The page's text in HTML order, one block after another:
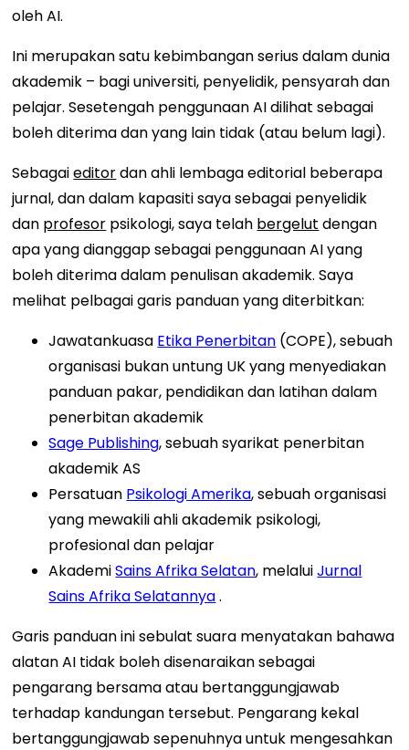
oleh AI.
Ini merupakan satu kebimbangan serius dalam dunia
akademik – bagi universiti, penyelidik, pensyarah dan
pelajar. Sesetengah penggunaan AI dilihat sebagai
boleh diterima dan yang lain tidak (atau belum lagi).
Sebagaieditordan ahli lembaga editorial beberapa
jurnal, dan dalam kapasiti saya sebagai penyelidik
dan profesor psikologi, saya telah bergelut dengan
apa yang dianggap sebagai penggunaan AI yang
boleh diterima dalam penulisan akademik. Saya
melihat pelbagai garis panduan yang diterbitkan:
Jawatankuasa Etika Penerbitan (COPE), sebuah
organisasi bukan untung UK yang menyediakan
panduan pakar, pendidikan dan latihan dalam
penerbitan akademik
Sage Publishing, sebuah syarikat penerbitan
akademik AS
Persatuan Psikologi Amerika, sebuah organisasi
yang mewakili ahli akademik psikologi,
profesional dan pelajar
AkademiSains Afrika Selatan, melaluiJurnal
Sains Afrika Selatannya.
Garis panduan ini sebulat suara menyatakan bahawa
alatan AI tidak boleh disenaraikan sebagai
pengarang bersama atau bertanggungjawab
terhadap kandungan tersebut. Pengarang kekal
bertanggungjawab sepenuhnya untuk mengesahkan